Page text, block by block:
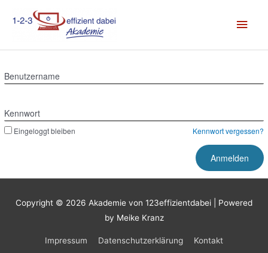
Inhalt
Benutzername
Kennwort
Eingeloggt bleiben Kennwort vergessen?
Copyright © 2026 Akademie von 123effizientdabei | Powered
by Meike Kranz
Impressum Datenschutzerklärung Kontakt